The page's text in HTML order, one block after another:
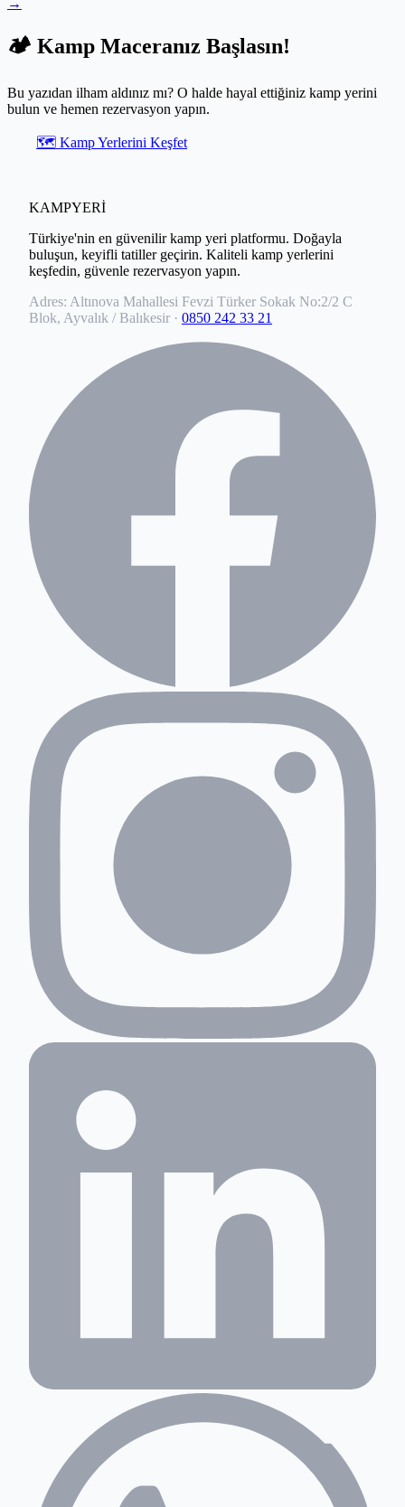
→
🏕️ Kamp Maceranız Başlasın!
Bu yazıdan ilham aldınız mı? O halde hayal ettiğiniz kamp yerini
bulun ve hemen rezervasyon yapın.
🗺️ Kamp Yerlerini Keşfet
KAMPYERİ
Türkiye'nin en güvenilir kamp yeri platformu. Doğayla
buluşun, keyifli tatiller geçirin. Kaliteli kamp yerlerini
keşfedin, güvenle rezervasyon yapın.
Adres: Altınova Mahallesi Fevzi Türker Sokak No:2/2 C
Blok, Ayvalık / Balıkesir · 0850 242 33 21